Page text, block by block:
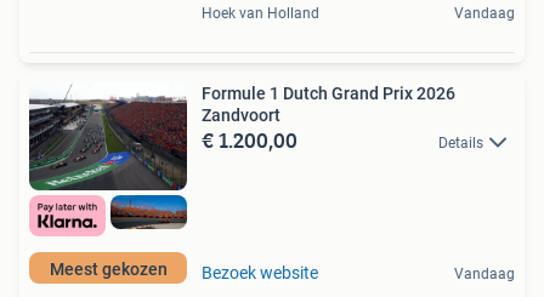
Hoek van Holland Vandaag
Meest gekozen
Formule 1 Dutch Grand Prix 2026
Zandvoort
€ 1.200,00 Details
Bezoek website Vandaag